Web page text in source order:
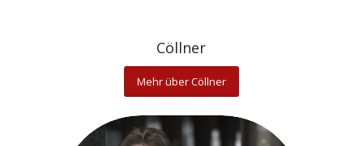
Cöllner
Mehr über Cöllner